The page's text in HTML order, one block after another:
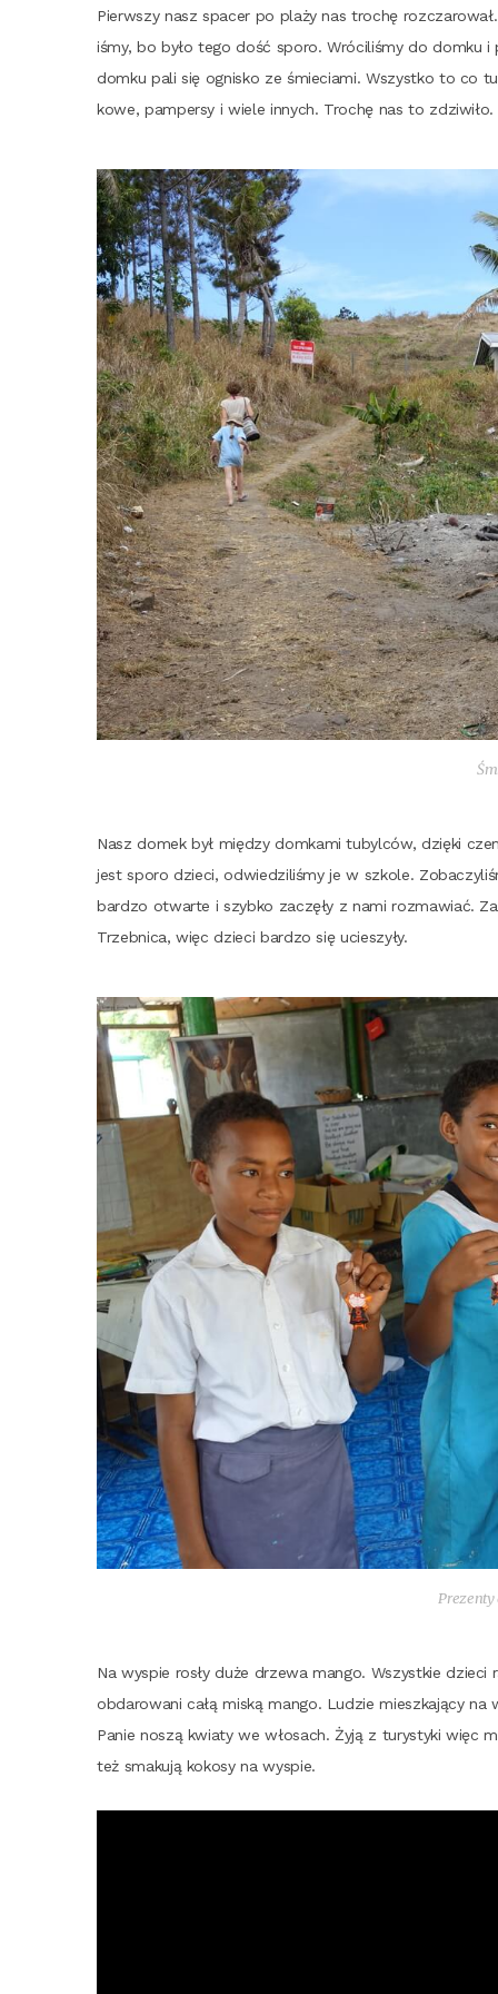
Pierw­szy nasz spa­cer po pla­ży nas tro­chę
i­śmy, bo było tego dość spo­ro. Wró­ci­li­śmy do dom­ku i
dom­ku pali się ogni­sko ze śmie­cia­mi. Wszyst­ko to co
ko­we, pam­per­sy i wie­le innych. Tro­chę nas to
Nasz domek był mię­dzy dom­ka­mi tubyl­ców, dzię­ki
jest spo­ro dzie­ci, odwie­dzi­li­śmy je w szko­le.
bar­dzo otwar­te i szyb­ko zaczę­ły z nami roz­ma­wiać.
Trzeb­ni­ca, więc dzie­ci bar­dzo się ucieszyły.
Na wyspie rosły duże drze­wa man­go. Wszyst­kie
obda­ro­wa­ni całą miską man­go. Ludzie miesz­ka­ją­cy
Panie noszą kwia­ty we wło­sach. Żyją z tury­sty­ki więc
też sma­ku­ją koko­sy na wyspie.